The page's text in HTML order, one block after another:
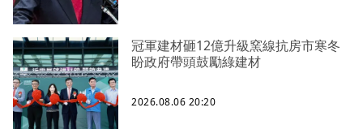
冠軍建材砸12億升級窯線抗房市寒冬
盼政府帶頭鼓勵綠建材
2026.08.06 20:20